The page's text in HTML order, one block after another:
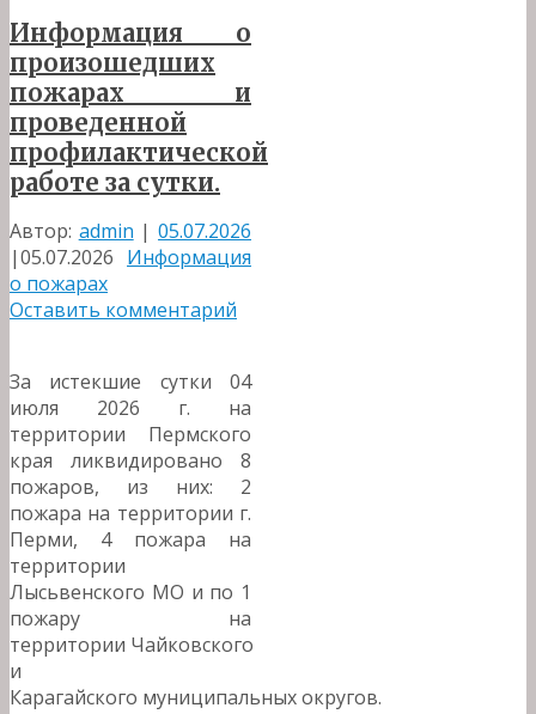
Информация о
произошедших
пожарах и
проведенной
профилактической
работе за сутки.
Автор: admin | 05.07.2026
|05.07.2026 Информация
о пожарах
Оставить комментарий
За истекшие сутки 04
июля 2026 г. на
территории Пермского
края ликвидировано 8
пожаров, из них: 2
пожара на территории г.
Перми, 4 пожара на
территории
Лысьвенского МО и по 1
пожару на
территории Чайковского
и
Карагайского муниципальных округов.